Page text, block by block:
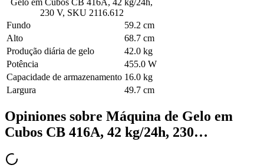
230 V, SKU 2116.612
Fundo
59.2 cm
Alto
68.7 cm
Produção diária de gelo
42.0 kg
Potência
455.0 W
Capacidade de armazenamento 16.0 kg
Largura
49.7 cm
Opiniones sobre Máquina de Gelo em
Cubos CB 416A, 42 kg/24h, 230…